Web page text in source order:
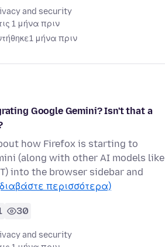
and security
1 μήνα πριν
1 μήνα πριν
Google Gemini? Isn't that a
how Firefox is starting to
(along with other AI models like
into the browser sidebar and
περισσότερα)
30
and security